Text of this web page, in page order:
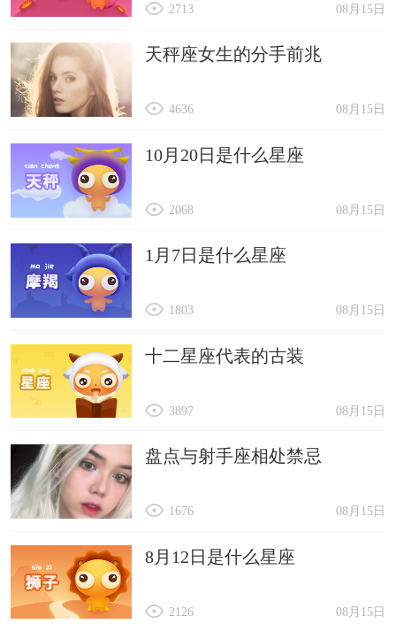
08月15日
2713
天秤座女生的分手前兆
08月15日
4636
10月20日是什么星座
08月15日
2068
1月7日是什么星座
08月15日
1803
十二星座代表的古装
08月15日
3897
盘点与射手座相处禁忌
08月15日
1676
8月12日是什么星座
08月15日
2126